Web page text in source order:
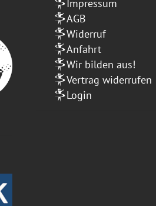
Impressum
AGB
Widerruf
Anfahrt
Wir bilden aus!
Vertrag widerrufen
Login